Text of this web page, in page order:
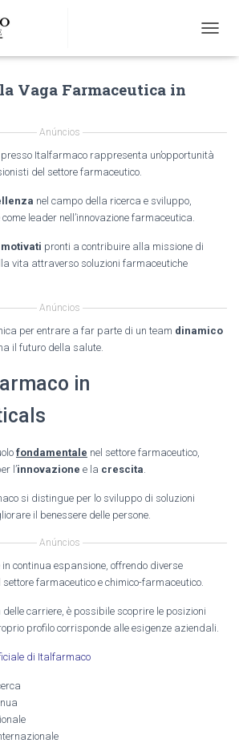
O
N
V
Vaga Farmaceutica in
Anúncios
presso Italfarmaco rappresenta un’opportunità
del settore farmaceutico.
nel campo della ricerca e sviluppo,
leader nell’innovazione farmaceutica.
pronti a contribuire alla missione di
vita attraverso soluzioni farmaceutiche
Anúncios
per entrare a far parte di un team dinamico
il futuro della salute.
in
fondamentale nel settore farmaceutico,
l’innovazione e la crescita
si distingue per lo sviluppo di soluzioni
il benessere delle persone.
Anúncios
continua espansione, offrendo diverse
farmaceutico e chimico-farmaceutico.
carriere, è possibile scoprire le posizioni
profilo corrisponde alle esigenze aziendali.
di Italfarmaco